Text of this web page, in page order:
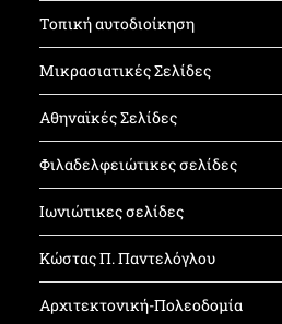
Τοπική αυτοδιοίκηση
Μικρασιατικές Σελίδες
Αθηναϊκές Σελίδες
Φιλαδελφειώτικες σελίδες
Ιωνιώτικες σελίδες
Κώστας Π. Παντελόγλου
Αρχιτεκτονική-Πολεοδομία